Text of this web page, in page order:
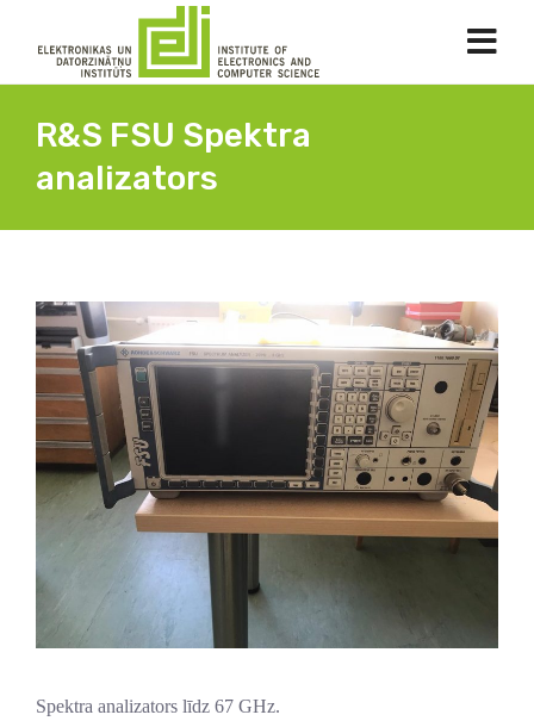
R&S FSU Spektra
analizators
Spektra analizators līdz 67 GHz.